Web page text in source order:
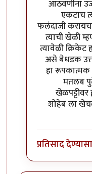
आठवणीना
एकटाच
फलंदाजी
त्याची खेळी
त्यावेळी क्रिकेट
असे बेधडक
हा रूपकात्मक
मतलब
शोहेब ला
प्रतिसाद